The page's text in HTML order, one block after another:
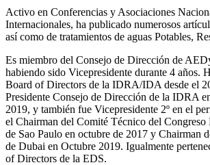
Activo en Conferencias y Asociaciones
Internacionales, ha publicado numerosos
así como de tratamientos de aguas Potables,
Es miembro del Consejo de Dirección de
habiendo sido Vicepresidente durante 4 años.
Board of Directors de la IDRA/IDA desde el
Presidente Consejo de Dirección de la IDRA
2019, y también fue Vicepresidente 2º en el
el Chairman del Comité Técnico del
de Sao Paulo en octubre de 2017 y Chairman
de Dubai en Octubre 2019. Igualmente
of Directors de la EDS.